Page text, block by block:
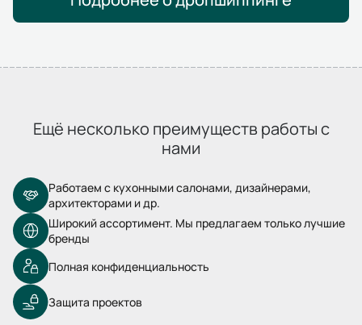
Ещё несколько преимуществ работы с
нами
Работаем с кухонными салонами, дизайнерами,
архитекторами и др.
Широкий ассортимент. Мы предлагаем только лучшие
бренды
Полная конфиденциальность
Защита проектов